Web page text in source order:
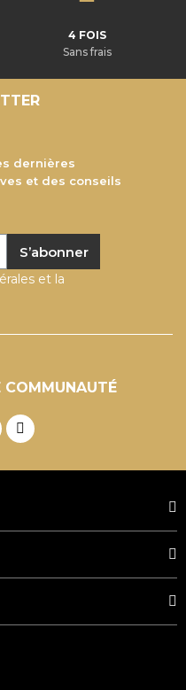
4 FOIS
Sans frais
dernières
et des conseils
S’abonner
et la
COMMUNAUTÉ